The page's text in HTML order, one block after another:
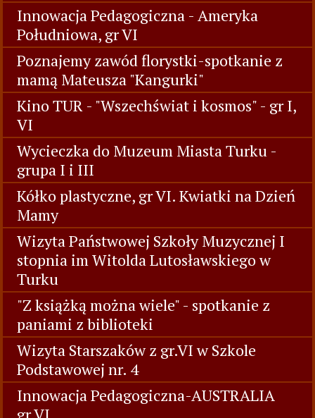
Innowacja Pedagogiczna - Ameryka
Południowa, gr VI
Poznajemy zawód florystki-spotkanie z
mamą Mateusza "Kangurki"
Kino TUR - "Wszechświat i kosmos" - gr I,
VI
Wycieczka do Muzeum Miasta Turku -
grupa I i III
Kółko plastyczne, gr VI. Kwiatki na Dzień
Mamy
Wizyta Państwowej Szkoły Muzycznej I
stopnia im Witolda Lutosławskiego w
Turku
"Z książką można wiele" - spotkanie z
paniami z biblioteki
Wizyta Starszaków z gr.VI w Szkole
Podstawowej nr. 4
Innowacja Pedagogiczna-AUSTRALIA